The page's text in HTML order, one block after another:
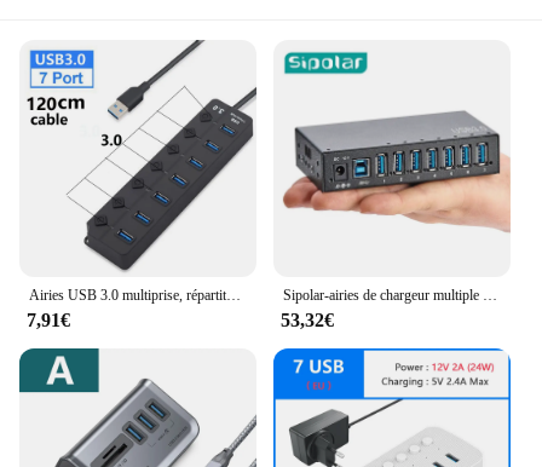
Airies USB 3.0 multiprise, répartiteur haute vitesse, 7 ports, 5Gbps, adaptateur secteur avec interrupteur, câble long, extenseur multiple
7,91€
Sipolar-airies de chargeur multiple en métal, 7 ports, qualité industrielle, 36W, 62USB 3.0, super vitesse, montable sur rail DIN, rapide
53,32€